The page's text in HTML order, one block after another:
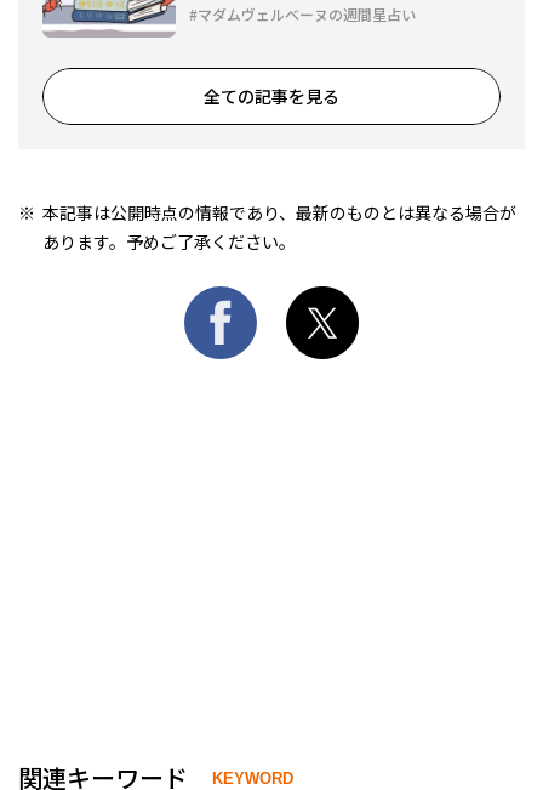
マダムヴェルベーヌの週間星占い
全ての記事を見る
本記事は公開時点の情報であり、最新のものとは異なる場合が
あります。予めご了承ください。
関連キーワード KEYWORD